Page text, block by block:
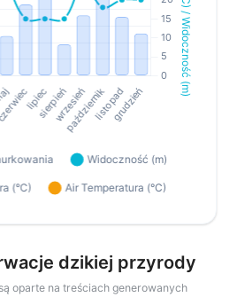
dzikiej przyrody
oparte na treściach generowanych